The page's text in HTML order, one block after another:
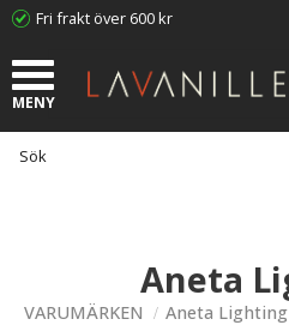
Fri frakt över 600 kr
Aneta
VARUMÄRKEN Aneta Lighting